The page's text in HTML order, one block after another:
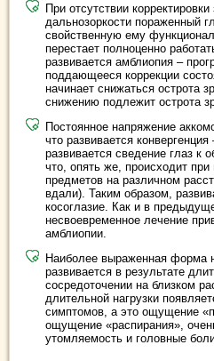
При отсутствии
дальнозоркости пораженный
свойственную ему
перестает полноценно
развивается амблиопия –
поддающееся коррекции
начинает снижаться острота
снижению подлежит острота
Постоянное напряжение
что развивается
развивается сведение глаз к
что, опять же, происходит
предметов на различном
вдали). Таким образом,
косоглазие. Как и в
несвоевременное лечение
амблиопии.
Наиболее выраженная форма
развивается в результате
сосредоточении на близком
длительной нагрузки
симптомов, а это ощущение
ощущение «распирания»,
утомляемость и головные